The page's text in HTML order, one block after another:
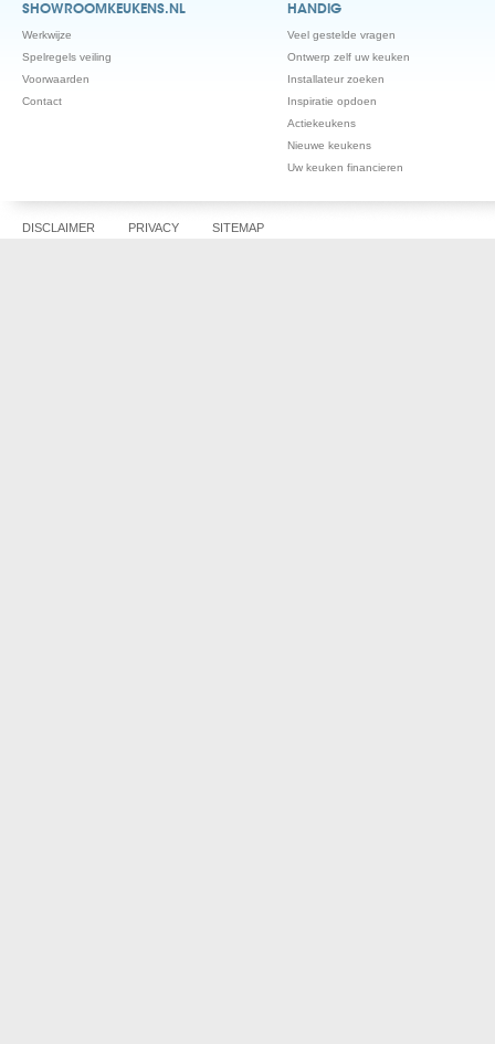
SHOWROOMKEUKENS.NL
Werkwijze
Spelregels veiling
Voorwaarden
Contact
HANDIG
Veel gestelde vragen
Ontwerp zelf uw keuken
Installateur zoeken
Inspiratie opdoen
Actiekeukens
Nieuwe keukens
Uw keuken financieren
DISCLAIMER PRIVACY SITEMAP